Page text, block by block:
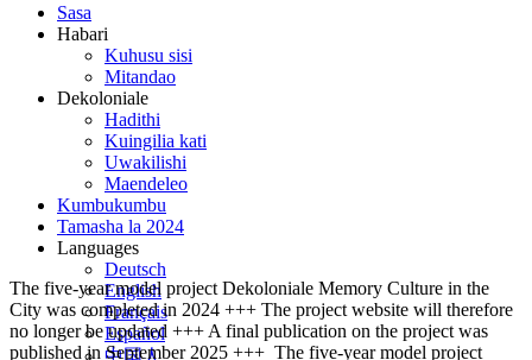
Sasa
Habari
Kuhusu sisi
Mitandao
Dekoloniale
Hadithi
Kuingilia kati
Uwakilishi
Maendeleo
Kumbukumbu
Tamasha la 2024
Languages
Deutsch
English
Français
Español
中国人
The five-year model project Dekoloniale Memory Culture in the
City was completed in 2024 +++ The project website will therefore
no longer be updated +++ A final publication on the project was
published in September 2025 +++ The five-year model project